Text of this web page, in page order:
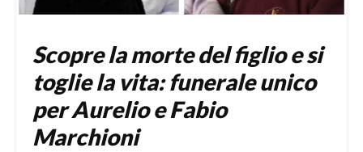
Scopre la morte del figlio e si
toglie la vita: funerale unico
per Aurelio e Fabio
Marchioni